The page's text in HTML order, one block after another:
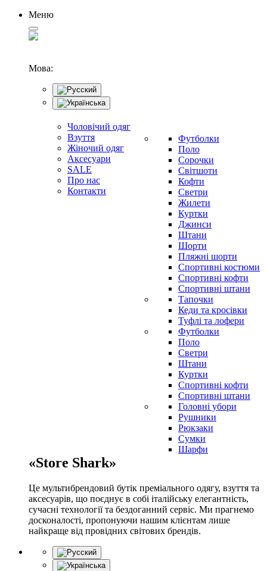
Меню
Мова:
Чоловічий одяг
Взуття
Жіночий одяг
Аксесуари
SALE
Про нас
Контакти
Футболки
Поло
Сорочки
Світшоти
Кофти
Светри
Жилети
Куртки
Джинси
Штани
Шорти
Пляжні шорти
Спортивні костюми
Спортивні кофти
Спортивні штани
Тапочки
Кеди та кросівки
Туфлі та лофери
Футболки
Поло
Светри
Штани
Куртки
Cпортивні кофти
Спортивні штани
Головні убори
Рушники
Рюкзаки
Сумки
Шарфи
«Store Shark»
Це мультибрендовий бутік преміального одягу, взуття та
аксесуарів, що поєднує в собі італійську елегантність,
сучасні технології та бездоганний сервіс. Ми прагнемо
досконалості, пропонуючи нашим клієнтам лише
найкраще від провідних світових брендів.